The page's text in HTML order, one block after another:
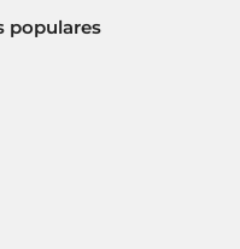
populares